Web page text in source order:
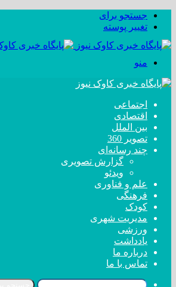
جستجو برای
تغییر پوسته
منو
اجتماعی
اقتصادی
بین الملل
تصویر 360
چند رسانه‌ای
گزارش تصویری
ویدئو
علم و فناوری
فرهنگی
کودک
مدیریت شهری
ورزشی
یادداشت
درباره ما
تماس با ما